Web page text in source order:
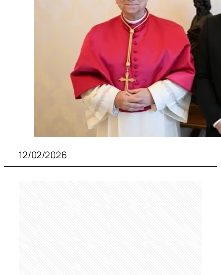
12/02/2026